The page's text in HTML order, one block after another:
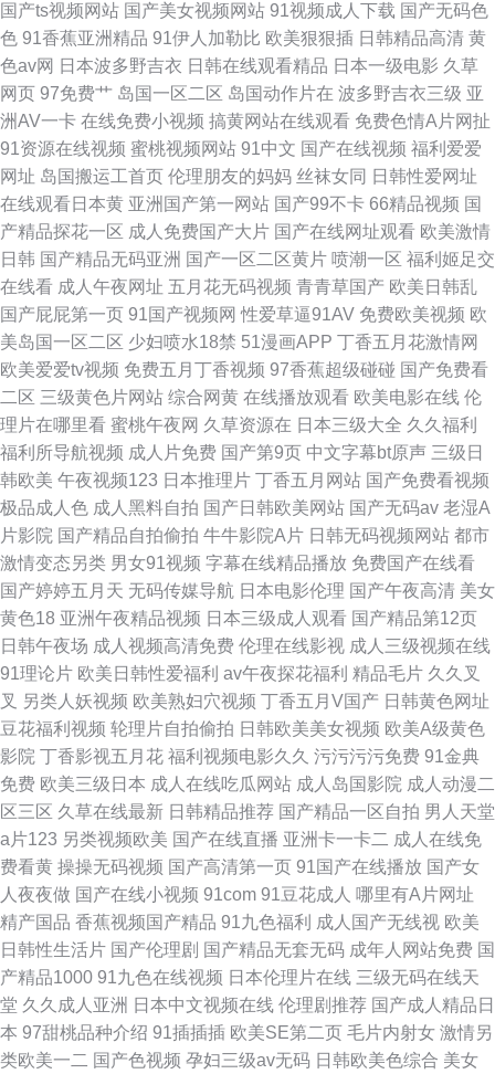
国产ts视频网站 国产美女视频网站 91视频成人下载 国产无码色
色 91香蕉亚洲精品 91伊人加勒比 欧美狠狠插 日韩精品高清 黄
色av网 日本波多野吉衣 日韩在线观看精品 日本一级电影 久草
网页 97免费艹 岛国一区二区 岛国动作片在 波多野吉衣三级 亚
洲AV一卡 在线免费小视频 搞黄网站在线观看 免费色情A片网扯
91资源在线视频 蜜桃视频网站 91中文 国产在线视频 福利爱爱
网址 岛国搬运工首页 伦理朋友的妈妈 丝袜女同 日韩性爱网址
在线观看日本黄 亚洲国产第一网站 国产99不卡 66精品视频 国
产精品探花一区 成人免费国产大片 国产在线网址观看 欧美激情
日韩 国产精品无码亚洲 国产一区二区黄片 喷潮一区 福利姬足交
在线看 成人午夜网址 五月花无码视频 青青草国产 欧美日韩乱
国产屁屁第一页 91国产视频网 性爱草逼91AV 免费欧美视频 欧
美岛国一区二区 少妇喷水18禁 51漫画APP 丁香五月花激情网
欧美爱爱tv视频 免费五月丁香视频 97香蕉超级碰碰 国产免费看
二区 三级黄色片网站 综合网黄 在线播放观看 欧美电影在线 伦
理片在哪里看 蜜桃午夜网 久草资源在 日本三级大全 久久福利
福利所导航视频 成人片免费 国产第9页 中文字幕bt原声 三级日
韩欧美 午夜视频123 日本推理片 丁香五月网站 国产免费看视频
极品成人色 成人黑料自拍 国产日韩欧美网站 国产无码av 老湿A
片影院 国产精品自拍偷拍 牛牛影院A片 日韩无码视频网站 都市
激情变态另类 男女91视频 字幕在线精品播放 免费国产在线看
国产婷婷五月天 无码传媒导航 日本电影伦理 国产午夜高清 美女
黄色18 亚洲午夜精品视频 日本三级成人观看 国产精品第12页
日韩午夜场 成人视频高清免费 伦理在线影视 成人三级视频在线
91理论片 欧美日韩性爱福利 av午夜探花福利 精品毛片 久久叉
叉 另类人妖视频 欧美熟妇穴视频 丁香五月V国产 日韩黄色网址
豆花福利视频 轮理片自拍偷拍 日韩欧美美女视频 欧美A级黄色
影院 丁香影视五月花 福利视频电影久久 污污污污免费 91金典
免费 欧美三级日本 成人在线吃瓜网站 成人岛国影院 成人动漫二
区三区 久草在线最新 日韩精品推荐 国产精品一区自拍 男人天堂
a片123 另类视频欧美 国产在线直播 亚洲卡一卡二 成人在线免
费看黄 操操无码视频 国产高清第一页 91国产在线播放 国产女
人夜夜做 国产在线小视频 91com 91豆花成人 哪里有A片网址
精产国品 香蕉视频国产精品 91九色福利 成人国产无线视 欧美
日韩性生活片 国产伦理剧 国产精品无套无码 成年人网站免费 国
产精品1000 91九色在线视频 日本伦理片在线 三级无码在线天
堂 久久成人亚洲 日本中文视频在线 伦理剧推荐 国产成人精品日
本 97甜桃品种介绍 91插插插 欧美SE第二页 毛片内射女 激情另
类欧美一二 国产色视频 孕妇三级av无码 日韩欧美色综合 美女